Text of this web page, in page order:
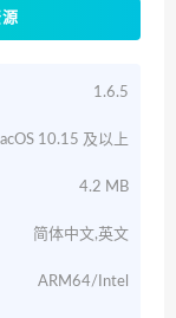
1.6.5
10.15 及以上
4.2 MB
简体中文,英文
ARM64/Intel